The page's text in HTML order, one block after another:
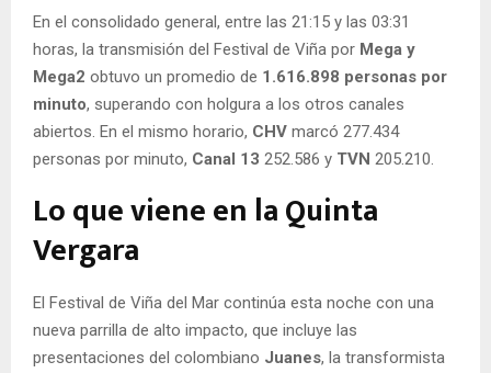
En el consolidado general, entre las 21:15 y las 03:31
horas, la transmisión del Festival de Viña por Mega y
Mega2 obtuvo un promedio de 1.616.898 personas por
minuto, superando con holgura a los otros canales
abiertos. En el mismo horario, CHV marcó 277.434
personas por minuto, Canal 13 252.586 y TVN 205.210.
Lo que viene en la Quinta
Vergara
El Festival de Viña del Mar continúa esta noche con una
nueva parrilla de alto impacto, que incluye las
presentaciones del colombiano Juanes, la transformista